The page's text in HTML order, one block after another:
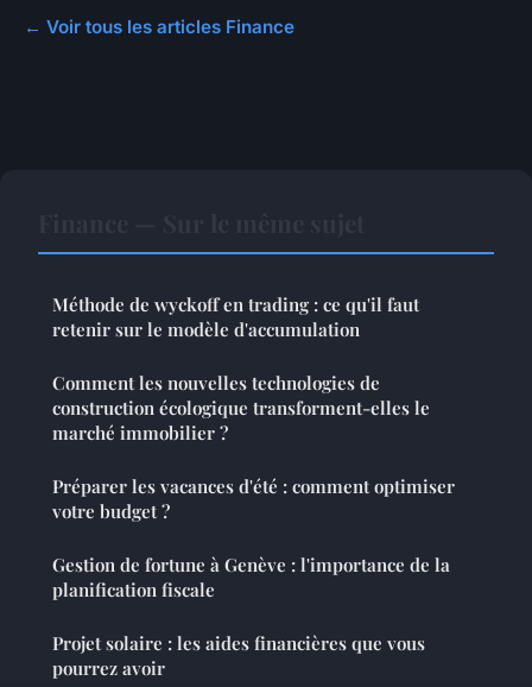
← Voir tous les articles Finance
Méthode de wyckoff en trading : ce qu'il faut
retenir sur le modèle d'accumulation
Comment les nouvelles technologies de
construction écologique transforment-elles le
marché immobilier ?
Préparer les vacances d'été : comment optimiser
votre budget ?
Gestion de fortune à Genève : l'importance de la
planification fiscale
Projet solaire : les aides financières que vous
pourrez avoir